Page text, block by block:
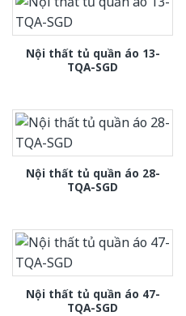
Nội thất tủ quần áo 13-
TQA-SGD
Nội thất tủ quần áo 28-
TQA-SGD
Nội thất tủ quần áo 47-
TQA-SGD